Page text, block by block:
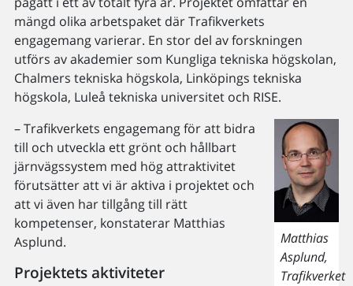
mängd olika arbetspaket där Trafikverkets
engagemang varierar. En stor del av forskningen
utförs av akademier som Kungliga tekniska högskolan,
Chalmers tekniska högskola, Linköpings tekniska
högskola, Luleå tekniska universitet och RISE.
Matthias
Asplund,
Trafikverket
– Trafikverkets engagemang för att bidra
till och utveckla ett grönt och hållbart
järnvägssystem med hög attraktivitet
förutsätter att vi är aktiva i projektet och
att vi även har tillgång till rätt
kompetenser, konstaterar Matthias
Asplund.
Projektets aktiviteter